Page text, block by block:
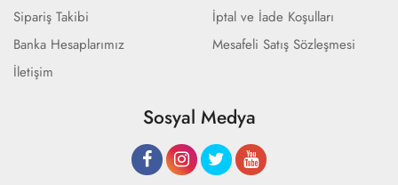
Sipariş Takibi
Banka Hesaplarımız
İletişim
İptal ve İade Koşulları
Mesafeli Satış Sözleşmesi
Sosyal Medya